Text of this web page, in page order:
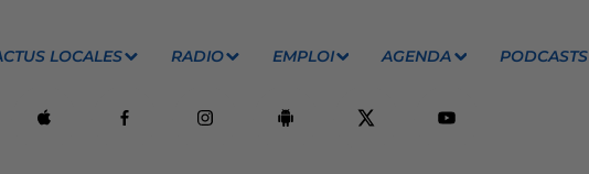
LOCALES RADIO EMPLOI AGENDA PODCASTS